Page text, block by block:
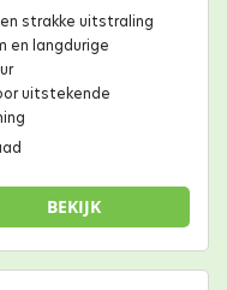
en strakke uitstraling
en langdurige
uitstekende
BEKIJK